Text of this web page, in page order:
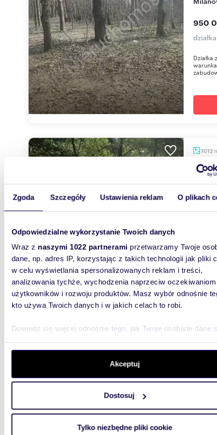
Zgoda Szczegóły Ustawienia reklam O plikach
Odpowiedzialne wykorzystanie Twoich danych
Wraz z naszymi 1022 partnerami przetwarzamy Twoje
dane, np. adres IP, korzystając z takich technologii jak pliki
w celu wyświetlania spersonalizowanych reklam i treści,
analizowania tychże, wychodzenia naprzeciw oczekiwaniom
użytkowników i rozwoju produktów. Masz wybór odnośnie
kto używa Twoich danych i w jakich celach to robi.
Dowiedz się więcej odnośnie tego, jak Twoje osobiste dane
szczegółów. W Deklaracji plików cookie możesz zmienić
wycofać swoją zgodę w dowolnej chwili.
aby oferować funkcje społecznościowe i analizować ruch w
witrynie. Informacje o tym, jak korzystasz z naszej witryny,
analitycznym. Partnerzy mogą połączyć te informacje z
Akceptuj
Dostosuj
Tylko niezbędne pliki cookie
950
1012
Działka budowlana 1012 m2 w Milanówku - media
przy
570
w
1050